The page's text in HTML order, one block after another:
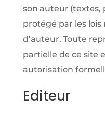
son auteur (textes,
protégé par les
d’auteur. Toute
partielle de ce site
autorisation
Editeur